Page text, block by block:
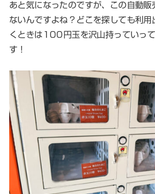
あと気になったのですが、この自動販
ないんですよね？どこを探しても利用
くときは100円玉を沢山持っていっ
す！